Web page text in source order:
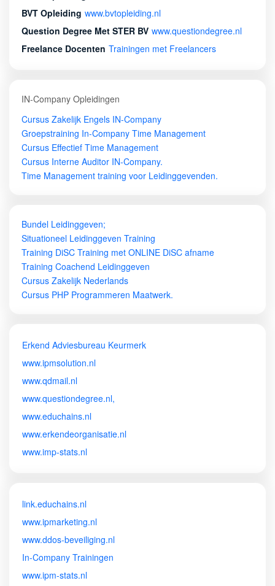
BVT Opleiding www.bvtopleiding.nl
Question Degree Met STER BV www.questiondegree.nl
Freelance Docenten Trainingen met Freelancers
IN-Company Opleidingen
Cursus Zakelijk Engels IN-Company
Groepstraining In-Company Time Management
Cursus Effectief Time Management
Cursus Interne Auditor IN-Company.
Time Management training voor Leidinggevenden.
Bundel Leidinggeven;
Situationeel Leidinggeven Training
Training DiSC Training met ONLINE DiSC afname
Training Coachend Leidinggeven
Cursus Zakelijk Nederlands
Cursus PHP Programmeren Maatwerk.
Erkend Adviesbureau Keurmerk
www.ipmsolution.nl
www.qdmail.nl
www.questiondegree.nl,
www.educhains.nl
www.erkendeorganisatie.nl
www.imp-stats.nl
link.educhains.nl
www.ipmarketing.nl
www.ddos-beveiliging.nl
In-Company Trainingen
www.ipm-stats.nl